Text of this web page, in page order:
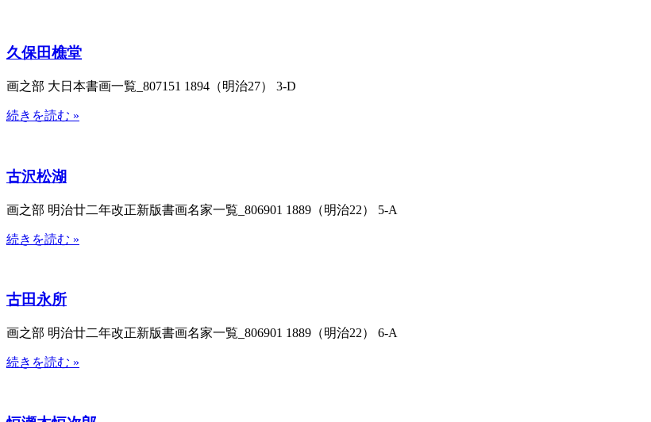
久保田樵堂
画之部 大日本書画一覧_807151 1894（明治27） 3-D
続きを読む »
古沢松湖
画之部 明治廿二年改正新版書画名家一覧_806901 1889（明治22） 5-A
続きを読む »
古田永所
画之部 明治廿二年改正新版書画名家一覧_806901 1889（明治22） 6-A
続きを読む »